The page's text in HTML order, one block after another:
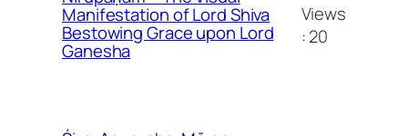
Manifestation of Lord Shiva
Bestowing Grace upon Lord
Ganesha
Views
:20